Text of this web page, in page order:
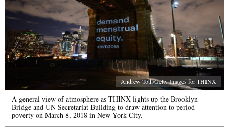
Andrew Toth/Getty Images for THINX
A general view of atmosphere as THINX lights up the Brooklyn
Bridge and UN Secretariat Building to draw attention to period
poverty on March 8, 2018 in New York City.